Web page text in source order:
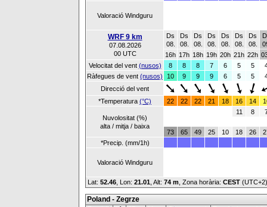
Valoració Windguru
WRF 9 km
07.08.2026
00 UTC
Ds
08.
Ds
08.
Ds
08.
Ds
08.
Ds
08.
Ds
08.
Ds
08.
16h 17h 18h 19h 20h 21h 22h
Velocitat del vent (nusos) 8 8 8 7 6 5 5
Ràfegues de vent (nusos) 10 9 9 9 6 5 5
Direcció del vent
*Temperatura (°C) 22 22 22 21 18 16 14
Nuvolositat (%)
alta / mitja / baixa
73
65 49 25 10
11
18
8
26
*Precip. (mm/1h)
Valoració Windguru
Lat: 52.46 , Lon: 21.01 Alt: 74 m , Zona horària: CEST
Poland - Zegrze